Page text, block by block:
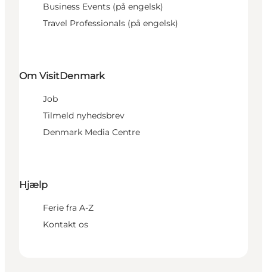
Business Events (på engelsk)
Travel Professionals (på engelsk)
Om VisitDenmark
Job
Tilmeld nyhedsbrev
Denmark Media Centre
Hjælp
Ferie fra A-Z
Kontakt os